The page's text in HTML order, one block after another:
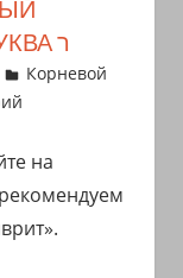
(КОРНЕВОЙ) СЛОВАРЬ. БУКВА ר
Корневой
на